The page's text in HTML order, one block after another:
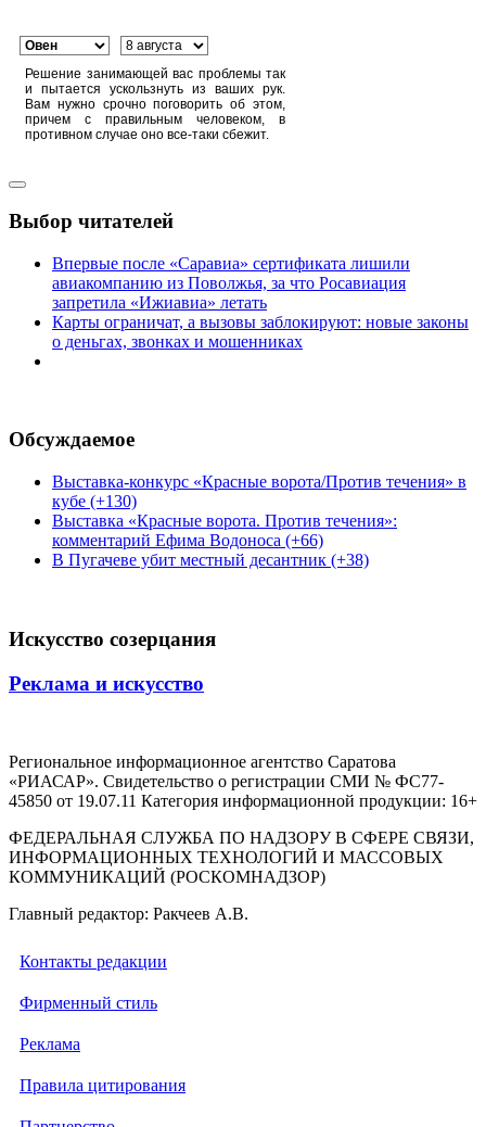
Решение занимающей вас проблемы так
и пытается ускользнуть из ваших рук.
Вам нужно срочно поговорить об этом,
причем с правильным человеком, в
противном случае оно все-таки сбежит.
Выбор читателей
Впервые после «Саравиа» сертификата лишили
авиакомпанию из Поволжья, за что Росавиация
запретила «Ижиавиа» летать
Карты ограничат, а вызовы заблокируют: новые законы
о деньгах, звонках и мошенниках
Обсуждаемое
Выставка-конкурс «Красные ворота/Против течения» в
кубе (+130)
Выставка «Красные ворота. Против течения»:
комментарий Ефима Водоноса (+66)
В Пугачеве убит местный десантник (+38)
Искусство созерцания
Реклама и искусство
Региональное информационное агентство Саратова
«РИАСАР». Свидетельство о регистрации СМИ № ФС77-
45850 от 19.07.11 Категория информационной продукции: 16+
ФЕДЕРАЛЬНАЯ СЛУЖБА ПО НАДЗОРУ В СФЕРЕ СВЯЗИ,
ИНФОРМАЦИОННЫХ ТЕХНОЛОГИЙ И МАССОВЫХ
КОММУНИКАЦИЙ (РОСКОМНАДЗОР)
Главный редактор: Ракчеев А.В.
Контакты редакции
Фирменный стиль
Реклама
Правила цитирования